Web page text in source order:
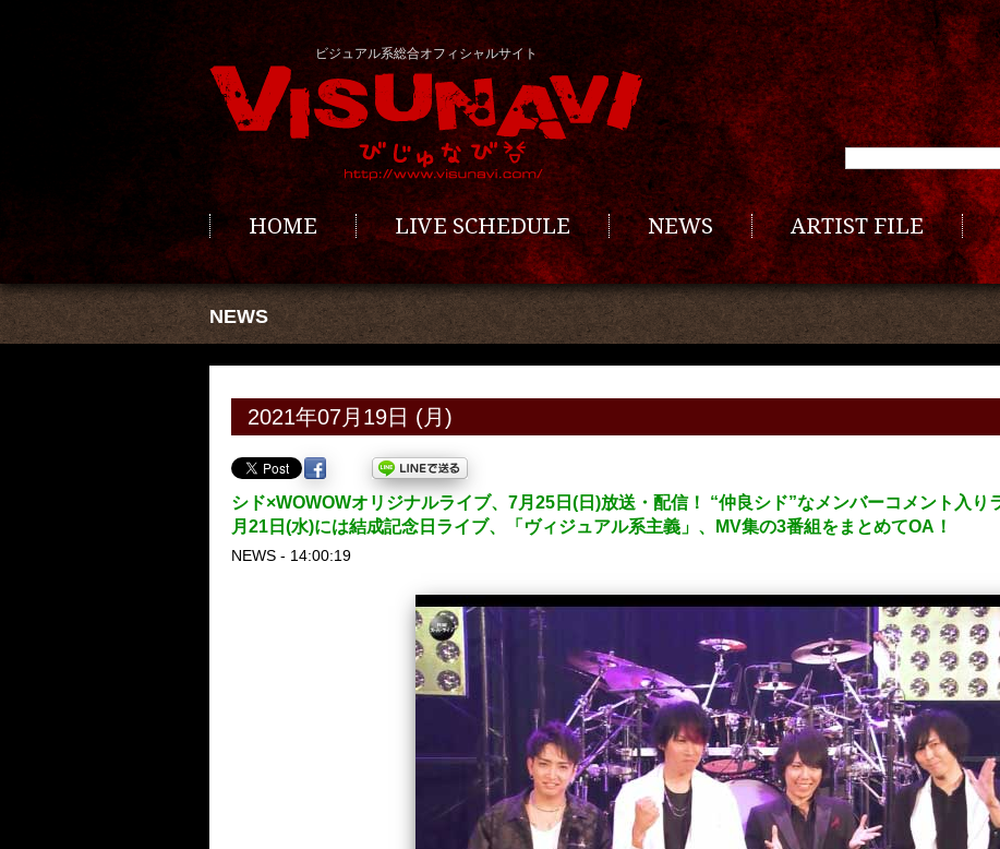
ビジュアル系総合オフィシャルサイト
HOME LIVE SCHEDULE NEWS ARTIST FILE
NEWS
2021年07月19日 (月)
シド×WOWOWオリジナルライブ、7月25日(日)放送・配信！ “仲良シド”なメンバーコメント入り
月21日(水)には結成記念日ライブ、「ヴィジュアル系主義」、MV集の3番組をまとめてOA！
NEWS - 14:00:19